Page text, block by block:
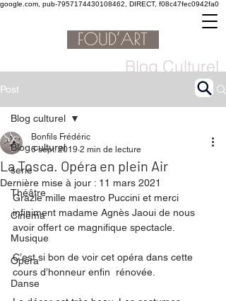
google.com, pub-7957174430108462, DIRECT, f08c47fec0942fa0
Blog Culturel
Post
Blog culturel
serie
Théâtre
Cinéma
Musique
Opéra
Danse
Blog culturel
La Tosca. Opéra en plein Air
Bonfils Frédéric
6 sept. 2019 2 min de lecture
Dernière mise à jour : 11 mars 2021
Grazie mille maestro Puccini et merci
infiniment madame Agnès Jaoui de nous
avoir offert ce magnifique spectacle.
C’est si bon de voir cet opéra dans cette
cours d’honneur enfin  rénovée.